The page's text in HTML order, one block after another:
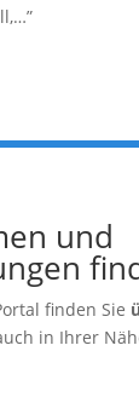
”
und
finden Sie
in Ihrer